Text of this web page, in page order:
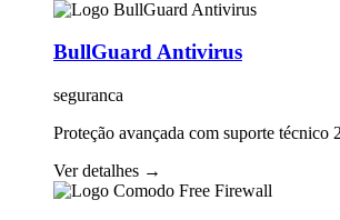
BullGuard Antivirus
seguranca
Proteção avançada com suporte técnico
Ver detalhes →